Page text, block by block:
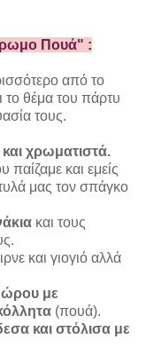
Πουά" :
από το
θέμα του πάρτυ
τους.
χρωματιστά.
παίζαμε και εμείς
μας τον σπάγκο
και τους
και γιογιό αλλά
με
(πουά).
και στόλισα με